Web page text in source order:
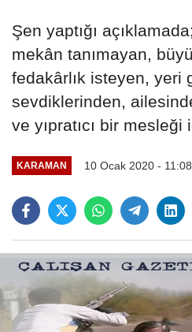
Şen yaptığı
mekân tanımayan,
fedakârlık isteyen, yeri
sevdiklerinden,
ve yıpratıcı bir
KARAMAN 10 Ocak 2020 - 11:08